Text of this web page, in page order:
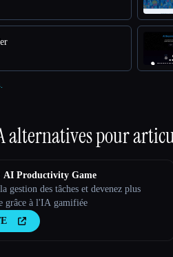
alternatives pour
AI Productivity Game
gestion des tâches et devenez plus
grâce à l'IA gamifiée